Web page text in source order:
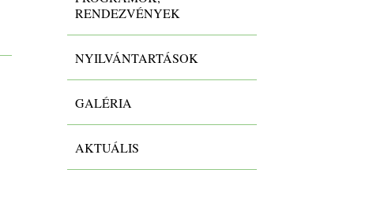
RENDEZVÉNYEK
NYILVÁNTARTÁSOK
GALÉRIA
AKTUÁLIS